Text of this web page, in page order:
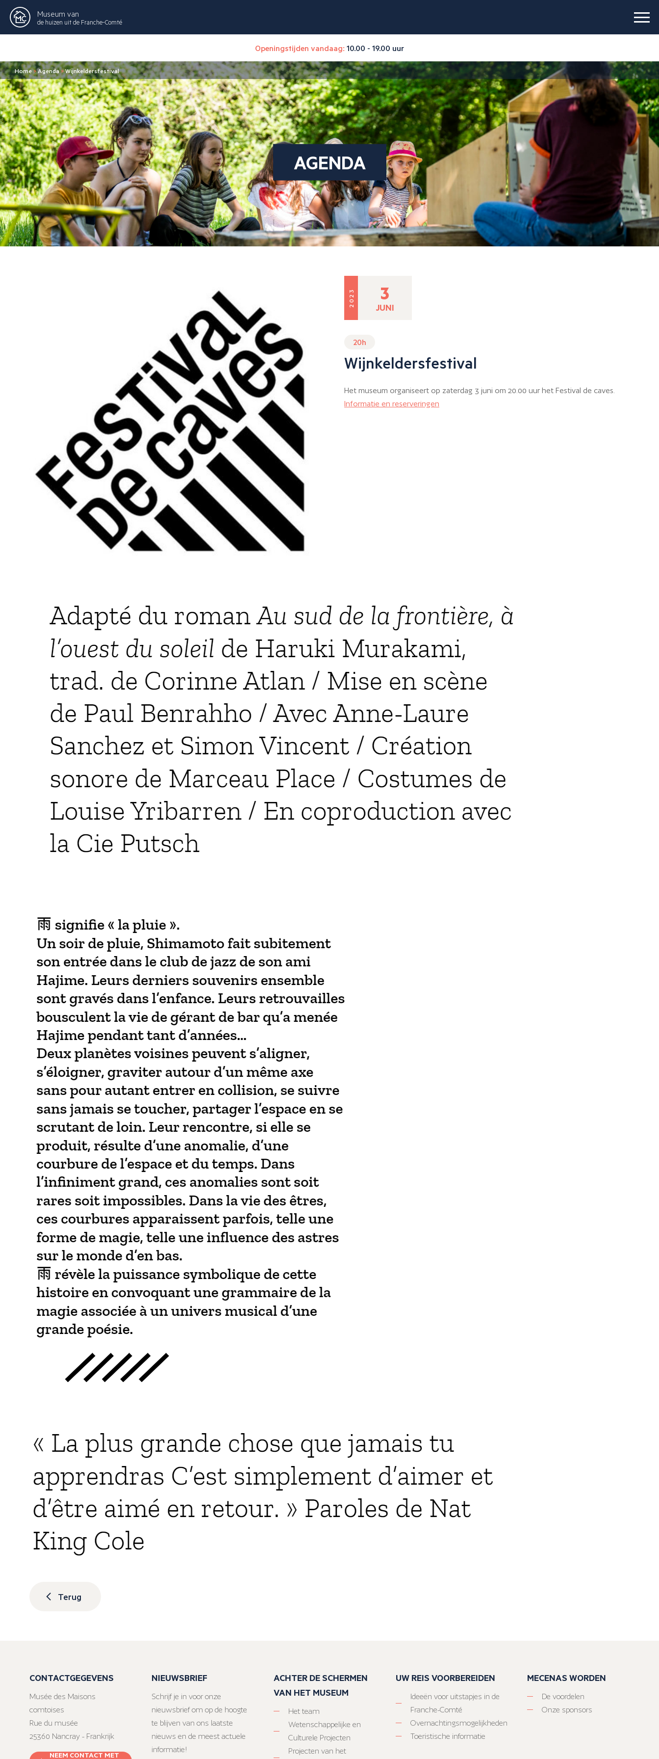
Museum van
de huizen uit de Franche-Comté
Openingstijden vandaag: 10.00 - 19.00 uur
Home>Agenda>Wijnkeldersfestival
AGENDA
2023 3
JUNI
20h
Wijnkeldersfestival
Het museum organiseert op zaterdag 3 juni om 20.00 uur het Festival de caves.
Informatie en reserveringen
Terug
CONTACTGEGEVENS
Musée des Maisons
comtoises
Rue du musée
25360 Nancray - Frankrijk
NEEM CONTACT MET
NIEUWSBRIEF
Schrijf je in voor onze
nieuwsbrief om op de hoogte
te blijven van ons laatste
nieuws en de meest actuele
informatie!
ACHTER DE SCHERMEN
VAN HET MUSEUM
Het team
Wetenschappelijke en
Culturele Projecten
Projecten van het
UW REIS VOORBEREIDEN
Ideeën voor uitstapjes in de
Franche-Comté
Overnachtingsmogelijkheden
Toeristische informatie
MECENAS WORDEN
De voordelen
Onze sponsors